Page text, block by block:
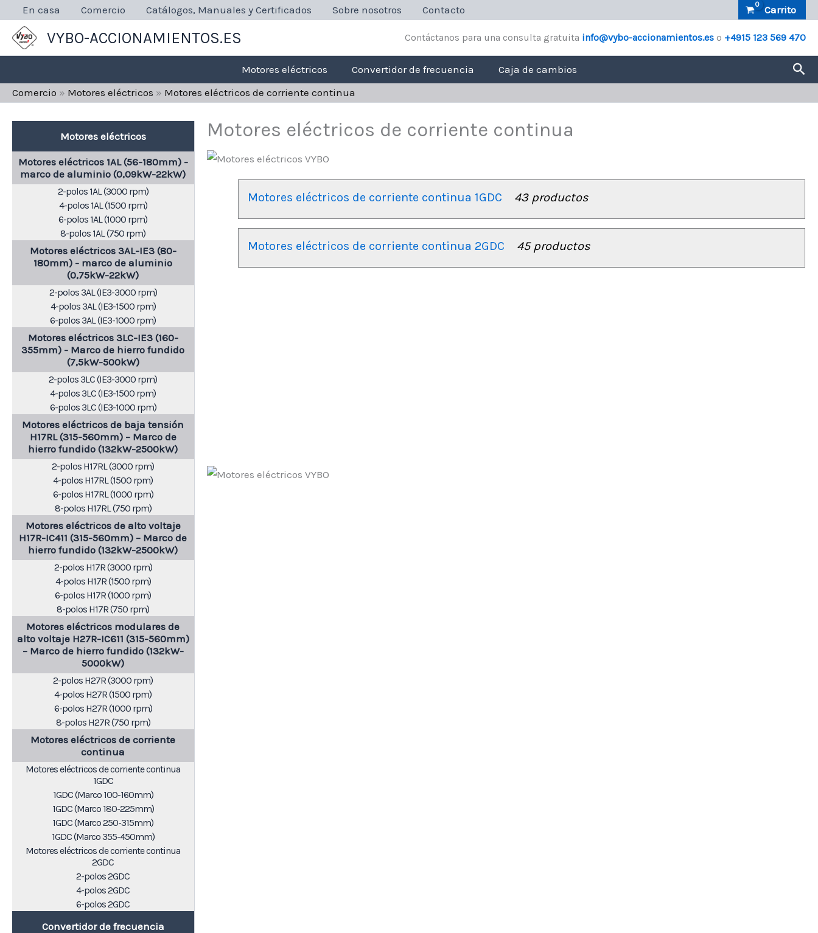
contenido
En casa Comercio Catálogos, Manuales y Certificados Sobre nosotros Contacto Carrito
VYBO-ACCIONAMIENTOS.ES Contáctanos para una consulta gratuita info@vybo-accionamientos.es o +4915 123 569 470
Motores eléctricos Convertidor de frecuencia Caja de cambios
Comercio » Motores eléctricos » Motores eléctricos de corriente continua
Motores eléctricos
Motores eléctricos 1AL (56-180mm) -
marco de aluminio (0,09kW-22kW)
2-polos 1AL (3000 rpm)
4-polos 1AL (1500 rpm)
6-polos 1AL (1000 rpm)
8-polos 1AL (750 rpm)
Motores eléctricos 3AL-IE3 (80-
180mm) - marco de aluminio
(0,75kW-22kW)
2-polos 3AL (IE3-3000 rpm)
4-polos 3AL (IE3-1500 rpm)
6-polos 3AL (IE3-1000 rpm)
Motores eléctricos 3LC-IE3 (160-
355mm) - Marco de hierro fundido
(7,5kW-500kW)
2-polos 3LC (IE3-3000 rpm)
4-polos 3LC (IE3-1500 rpm)
6-polos 3LC (IE3-1000 rpm)
Motores eléctricos de baja tensión
H17RL (315-560mm) – Marco de
hierro fundido (132kW-2500kW)
2-polos H17RL (3000 rpm)
4-polos H17RL (1500 rpm)
6-polos H17RL (1000 rpm)
8-polos H17RL (750 rpm)
Motores eléctricos de alto voltaje
H17R-IC411 (315-560mm) – Marco de
hierro fundido (132kW-2500kW)
2-polos H17R (3000 rpm)
4-polos H17R (1500 rpm)
6-polos H17R (1000 rpm)
8-polos H17R (750 rpm)
Motores eléctricos modulares de
alto voltaje H27R-IC611 (315-560mm)
– Marco de hierro fundido (132kW-
5000kW)
2-polos H27R (3000 rpm)
4-polos H27R (1500 rpm)
6-polos H27R (1000 rpm)
8-polos H27R (750 rpm)
Motores eléctricos de corriente
continua
Motores eléctricos de corriente continua
1GDC
1GDC (Marco 100-160mm)
1GDC (Marco 180-225mm)
1GDC (Marco 250-315mm)
1GDC (Marco 355-450mm)
Motores eléctricos de corriente continua
2GDC
2-polos 2GDC
4-polos 2GDC
6-polos 2GDC
Convertidor de frecuencia
Motores eléctricos de corriente continua
Motores eléctricos de corriente continua 1GDC 43 productos
Motores eléctricos de corriente continua 2GDC 45 productos